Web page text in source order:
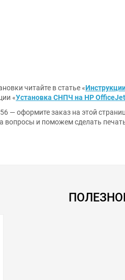
читайте в статье «
« Установка СНПЧ на HP
— оформите заказ на этой
вопросы и поможем сделать